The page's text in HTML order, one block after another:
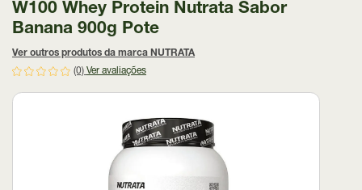
W100 Whey Protein Nutrata Sabor
Banana 900g Pote
Ver outros produtos da marca NUTRATA
(0) Ver avaliações